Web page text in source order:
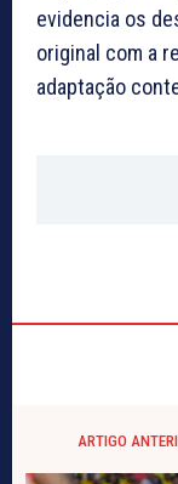
evidencia os
original com a
adaptação
ARTIGO